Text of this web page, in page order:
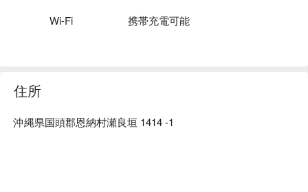
れた瞬間にとろけて脂の甘みが広がります。
能。
Wi-Fi 携帯充電可能
住所
沖縄県国頭郡恩納村瀬良垣 1414 -1